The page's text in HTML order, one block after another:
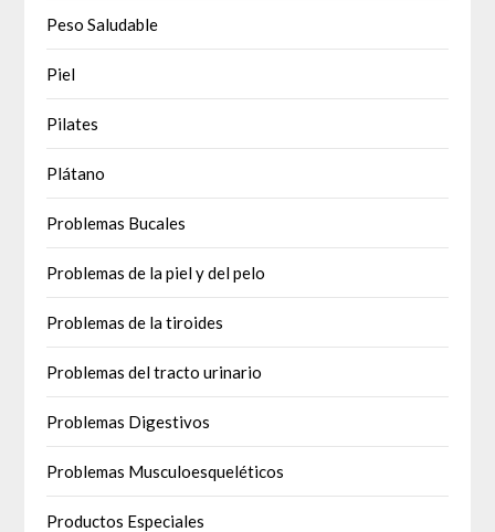
Peso Saludable
Piel
Pilates
Plátano
Problemas Bucales
Problemas de la piel y del pelo
Problemas de la tiroides
Problemas del tracto urinario
Problemas Digestivos
Problemas Musculoesqueléticos
Productos Especiales